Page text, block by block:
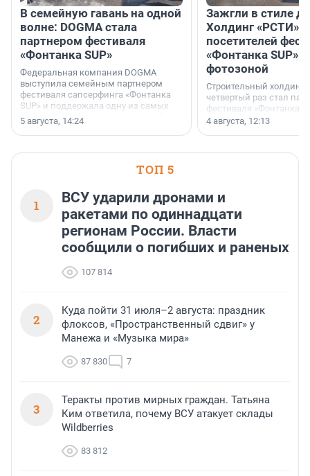
В семейную гавань на одной
волне: DOGMA стала
партнером фестиваля
«Фонтанка SUP»
Федеральная компания DOGMA
выступила семейным партнером
фестиваля сапсерфинга «Фонтанка
SUP» и поддержала одну из самых
ярких и романтичных номинаций —
«SUP-свадьба».
5 августа, 14:24
Зажгли в стиле
Холдинг «РСТИ»
посетителей
«Фонтанка SUP»
фотозоной
Строительный холдинг
четвертый раз стал
фестиваля «Фонтанка
раз компания
посетителям
4 августа, 12:13
ТОП 5
1
ВСУ ударили дронами и
ракетами по одиннадцати
регионам России. Власти
сообщили о погибших и раненых
107 814
2
Куда пойти 31 июля–2 августа: праздник
флоксов, «Пространственный сдвиг» у
Манежа и «Музыка мира»
87 830 7
3
Теракты против мирных граждан. Татьяна
Ким ответила, почему ВСУ атакует склады
Wildberries
83 812